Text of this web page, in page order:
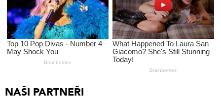
NAŠI PARTNEŘI